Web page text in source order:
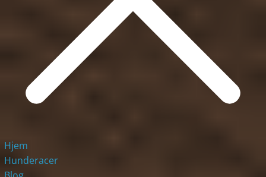
Hjem
Hunderacer